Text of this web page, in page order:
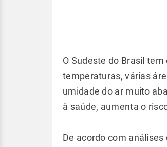
O Sudeste do Brasil
temperaturas, várias
umidade do ar muito
à saúde, aumenta o
De acordo com